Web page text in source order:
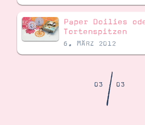
Demonstrator werden
Paper Doilies
Tortenspitzen
6. MÄRZ 2012
03/03